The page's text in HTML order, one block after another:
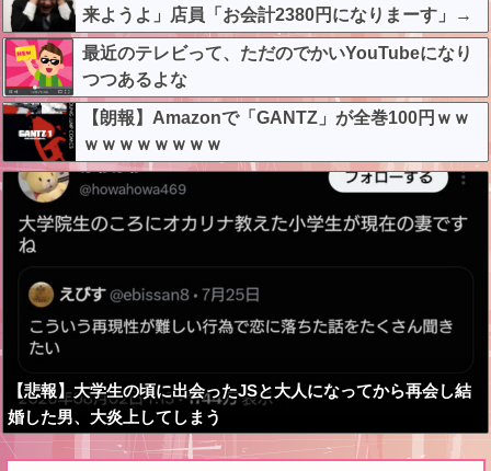
来ようよ」店員「お会計2380円になりまーす」→
その後『こう』なったんだが俺悪くないよ
な？？？？？？？？
最近のテレビって、ただのでかいYouTubeになり
つつあるよな
【朗報】Amazonで「GANTZ」が全巻100円ｗｗ
ｗｗｗｗｗｗｗｗ
【悲報】大学生の頃に出会ったJSと大人になってから再会し結
婚した男、大炎上してしまう